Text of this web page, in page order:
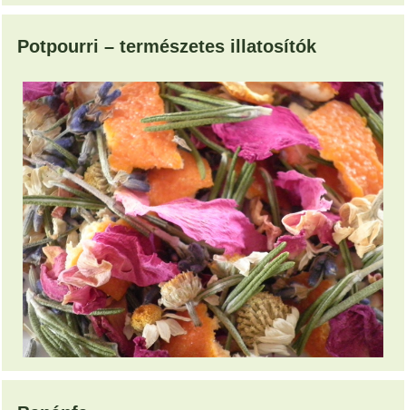
Potpourri – természetes illatosítók